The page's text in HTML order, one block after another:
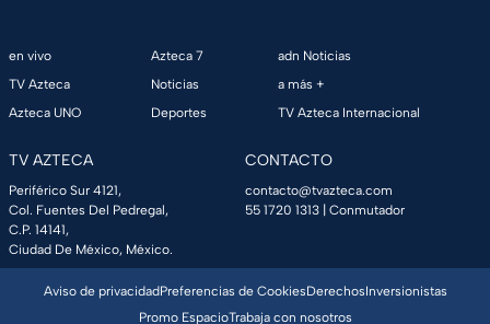
en vivo
TV Azteca
Azteca UNO
Azteca 7
Noticias
Deportes
adn Noticias
a más +
TV Azteca Internacional
TV AZTECA
Periférico Sur 4121,
Col. Fuentes Del Pedregal,
C.P. 14141,
Ciudad De México, México.
CONTACTO
contacto@tvazteca.com
55 1720 1313 | Conmutador
Aviso de privacidadPreferencias de CookiesDerechosInversionistas
Promo EspacioTrabaja con nosotros